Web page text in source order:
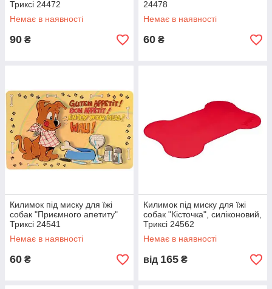
Триксі 24472
Немає в наявності
90 ₴
24478
Немає в наявності
60 ₴
Килимок під миску для їжі
собак "Приємного апетиту"
Триксі 24541
Немає в наявності
60 ₴
Килимок під миску для їжі
собак "Кісточка", силіконовий,
Триксі 24562
Немає в наявності
від 165 ₴